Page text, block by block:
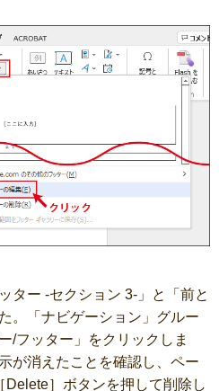
ター -セクション 3-」と「前と
。「ナビゲーション」グルー
/フッター」をクリックしま
が消えたことを確認し、ペー
Delete］ボタンを押して削除し